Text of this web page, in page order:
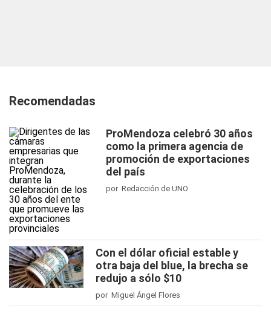
Recomendadas
ProMendoza celebró 30 años
como la primera agencia de
promoción de exportaciones
del país
por Redacción de UNO
Con el dólar oficial estable y
otra baja del blue, la brecha se
redujo a sólo $10
por Miguel Ángel Flores